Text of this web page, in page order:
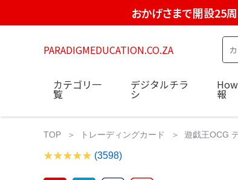
おかげさまで開設25
PARADIGMEDUCATION.CO.ZA
カテゴリ一
覧
デジタルチラ
シ 報
TOP トレーディングカード 遊戯王OCG
(3598)